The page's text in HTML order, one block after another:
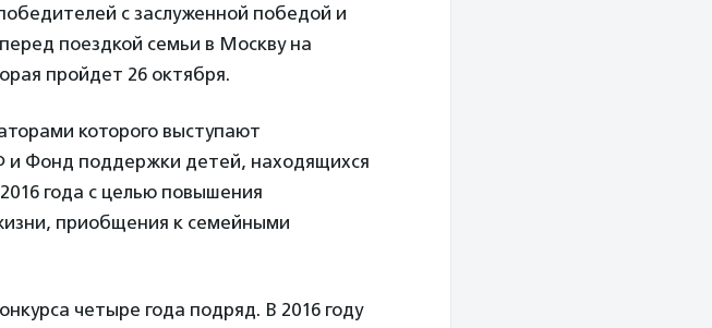
с заслуженной победой и
поездкой семьи в Москву на
пройдет 26 октября.
которого выступают
и Фонд поддержки детей, находящихся
года с целью повышения
приобщения к семейными
четыре года подряд. В 2016 году